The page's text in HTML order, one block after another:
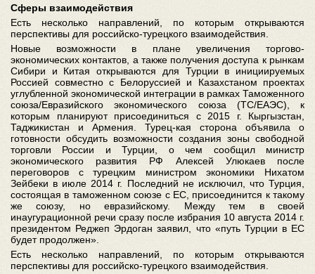
Сферы взаимодействия
Есть несколько направлений, по которым открываются
перспективы для российско-турецкого взаимодействия.
Новые возможности в плане увеличения торгово-
экономических контактов, а также получения доступа к рынкам
Сибири и Китая открываются для Турции в инициируемых
Россией совместно с Белоруссией и Казахстаном проектах
углубленной экономической интеграции в рамках Таможенного
союза/Евразийского экономического союза (ТС/ЕАЭС), к
которым планируют присоединиться с 2015 г. Кыргызстан,
Таджикистан и Армения. Турец-кая сторона объявила о
готовности обсудить возможности создания зоны свободной
торговли России и Турции, о чем сообщил министр
экономического развития РФ Алексей Улюкаев после
переговоров с турецким министром экономики Нихатом
Зейбеки в июле 2014 г. Последний не исключил, что Турция,
состоящая в таможенном союзе с ЕС, присоединится к такому
же союзу, но евразийскому. Между тем в своей
инаугурационной речи сразу после избрания 10 августа 2014 г.
президентом Реджеп Эрдоган заявил, что «путь Турции в ЕС
будет продолжен».
Есть несколько направлений, по которым открываются
перспективы для российско-турецкого взаимодействия.